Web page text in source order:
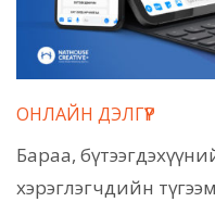
ОНЛАЙН ДЭЛГҮҮР
Бараа,
хэрэглэгчдийн